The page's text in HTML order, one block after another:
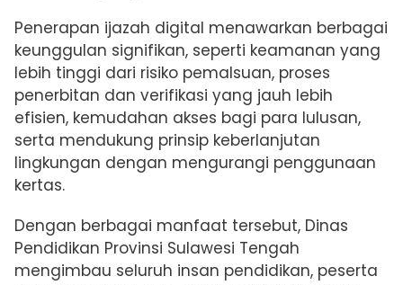
Penerapan ijazah digital menawarkan berbagai
keunggulan signifikan, seperti keamanan yang
lebih tinggi dari risiko pemalsuan, proses
penerbitan dan verifikasi yang jauh lebih
efisien, kemudahan akses bagi para lulusan,
serta mendukung prinsip keberlanjutan
lingkungan dengan mengurangi penggunaan
kertas.
Dengan berbagai manfaat tersebut, Dinas
Pendidikan Provinsi Sulawesi Tengah
mengimbau seluruh insan pendidikan, peserta